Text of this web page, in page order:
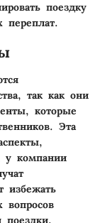
поездку
переплат.
так как они
которые
Эта
у компании
избежать
вопросов
поездки.